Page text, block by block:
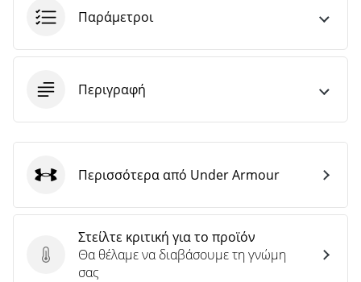
άρθρων Παράμετροι
Περιγραφή
Στείλτε κριτική για το προϊόν
Στείλτε κριτική για το προϊόν
Θα θέλαμε να διαβάσουμε τη γνώμη
σας
Under Armour
Περισσότερα από Under Armour